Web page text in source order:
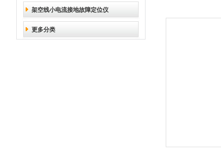
架空线小电流接地故障定位仪
更多分类